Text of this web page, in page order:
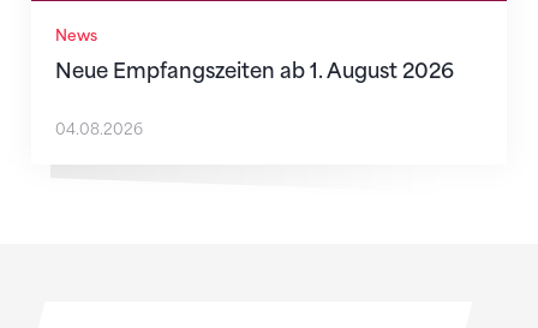
News
Neue Empfangszeiten ab 1. August 2026
04.08.2026